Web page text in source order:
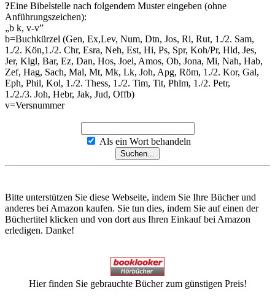
?Eine Bibelstelle nach folgendem Muster eingeben (ohne
Anführungszeichen):
„b k, v-v”
b=Buchkürzel (Gen, Ex,Lev, Num, Dtn, Jos, Ri, Rut, 1./2. Sam,
1./2. Kön,1./2. Chr, Esra, Neh, Est, Hi, Ps, Spr, Koh/Pr, Hld, Jes,
Jer, Klgl, Bar, Ez, Dan, Hos, Joel, Amos, Ob, Jona, Mi, Nah, Hab,
Zef, Hag, Sach, Mal, Mt, Mk, Lk, Joh, Apg, Röm, 1./2. Kor, Gal,
Eph, Phil, Kol, 1./2. Thess, 1./2. Tim, Tit, Phlm, 1./2. Petr,
1./2./3. Joh, Hebr, Jak, Jud, Offb)
v=Versnummer
Als ein Wort behandeln
Bitte unterstützen Sie diese Webseite, indem Sie Ihre Bücher und
anderes bei Amazon kaufen. Sie tun dies, indem Sie auf einen der
Büchertitel klicken und von dort aus Ihren Einkauf bei Amazon
erledigen. Danke!
Hier finden Sie gebrauchte Bücher zum günstigen Preis!